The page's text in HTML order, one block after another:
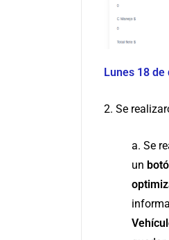
Lunes 18
2. Se
a. Se
un